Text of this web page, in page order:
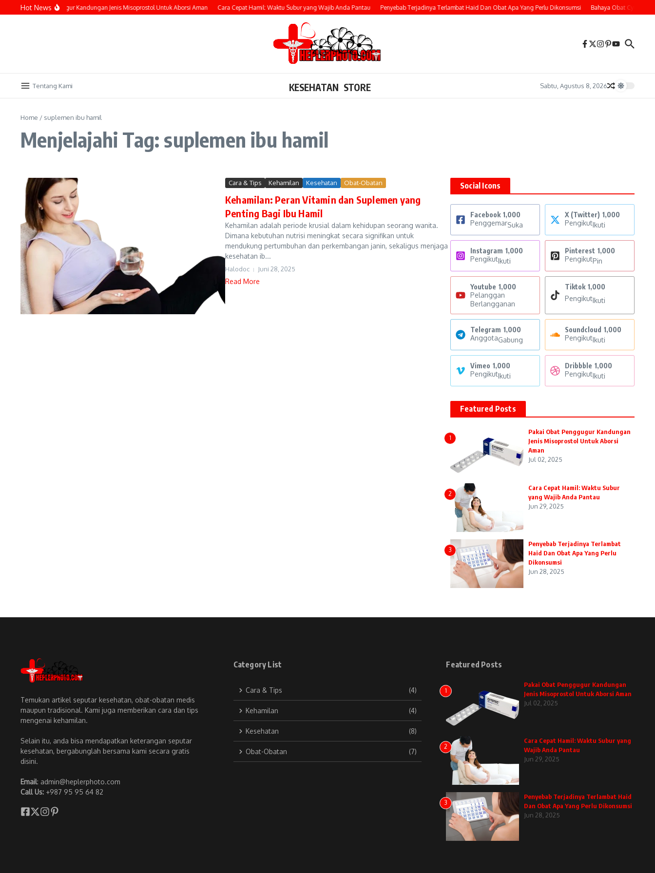
Lewati ke konten
Hot News
Pakai Obat Penggugur Kandungan Jenis Misoprostol Untuk Aborsi Aman Cara Cepat Hamil: Waktu Subur yang Wajib Anda Pantau Penyebab Terjadinya Terlambat Haid Dan Obat Apa Yang Perlu Dikonsumsi Bahaya Obat Cytotec
Tentang Kami KESEHATAN STORE Sabtu, Agustus 8, 2026
Home / suplemen ibu hamil
Menjelajahi Tag: suplemen ibu hamil
Cara & Tips Kehamilan Kesehatan Obat-Obatan
Kehamilan: Peran Vitamin dan Suplemen yang
Penting Bagi Ibu Hamil
Kehamilan adalah periode krusial dalam kehidupan seorang wanita.
Dimana kebutuhan nutrisi meningkat secara signifikan untuk
mendukung pertumbuhan dan perkembangan janin, sekaligus menjaga
kesehatan ib...
Halodoc Juni 28, 2025
Read More
Social Icons
Facebook 1,000
PenggemarSuka
X (Twitter) 1,000
PengikutIkuti
Instagram 1,000
PengikutIkuti
Pinterest 1,000
PengikutPin
Youtube 1,000
Pelanggan
Berlangganan
Tiktok 1,000
PengikutIkuti
Telegram 1,000
AnggotaGabung
Soundcloud 1,000
PengikutIkuti
Vimeo 1,000
PengikutIkuti
Dribbble 1,000
PengikutIkuti
Featured Posts
1
Pakai Obat Penggugur Kandungan
Jenis Misoprostol Untuk Aborsi
Aman
Jul 02, 2025
2
Cara Cepat Hamil: Waktu Subur
yang Wajib Anda Pantau
Jun 29, 2025
3
Penyebab Terjadinya Terlambat
Haid Dan Obat Apa Yang Perlu
Dikonsumsi
Jun 28, 2025
Temukan artikel seputar kesehatan, obat-obatan medis
maupun tradisional. Kami juga memberikan cara dan tips
mengenai kehamilan.
Selain itu, anda bisa mendapatkan keterangan seputar
kesehatan, bergabunglah bersama kami secara gratis
disini.
Email: admin@heplerphoto.com
Call Us: +987 95 95 64 82
Category List
Cara & Tips (4)
Kehamilan (4)
Kesehatan (8)
Obat-Obatan (7)
Featured Posts
1
Pakai Obat Penggugur Kandungan
Jenis Misoprostol Untuk Aborsi Aman
Jul 02, 2025
2
Cara Cepat Hamil: Waktu Subur yang
Wajib Anda Pantau
Jun 29, 2025
3
Penyebab Terjadinya Terlambat Haid
Dan Obat Apa Yang Perlu Dikonsumsi
Jun 28, 2025